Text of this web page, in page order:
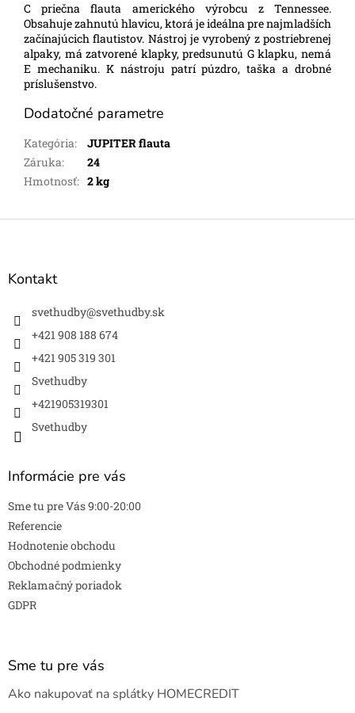
C priečna flauta amerického výrobcu z Tennessee.
Obsahuje zahnutú hlavicu, ktorá je ideálna pre najmladších
začínajúcich flautistov. Nástroj je vyrobený z postriebrenej
alpaky, má zatvorené klapky, predsunutú G klapku, nemá
E mechaniku. K nástroju patrí púzdro, taška a drobné
príslušenstvo.
Dodatočné parametre
Kategória:
JUPITER flauta
Záruka:
24
Hmotnosť: 2 kg
Z
Kontakt
svethudby@svethudby.sk
+421 908 188 674
+421 905 319 301
Svethudby
+421905319301
Svethudby
Informácie pre vás
Sme tu pre Vás 9:00-20:00
Referencie
Hodnotenie obchodu
Obchodné podmienky
Reklamačný poriadok
GDPR
Sme tu pre vás
Ako nakupovať na splátky HOMECREDIT